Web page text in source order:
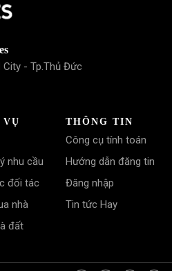
City - Tp.Thủ Đức
VỤ
nhu cầu
đối tác
nhà
đất
THÔNG TIN
Công cụ tính toán
Hướng dẫn đăng tin
Đăng nhập
Tin tức Hay